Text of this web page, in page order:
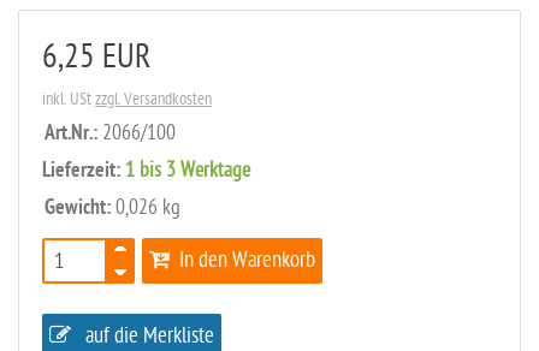
6,25 EUR
inkl. UStzzgl. Versandkosten
Art.Nr.: 2066/100
Lieferzeit: 1 bis 3 Werktage
Gewicht: 0,026 kg
In den Warenkorb
auf die Merkliste